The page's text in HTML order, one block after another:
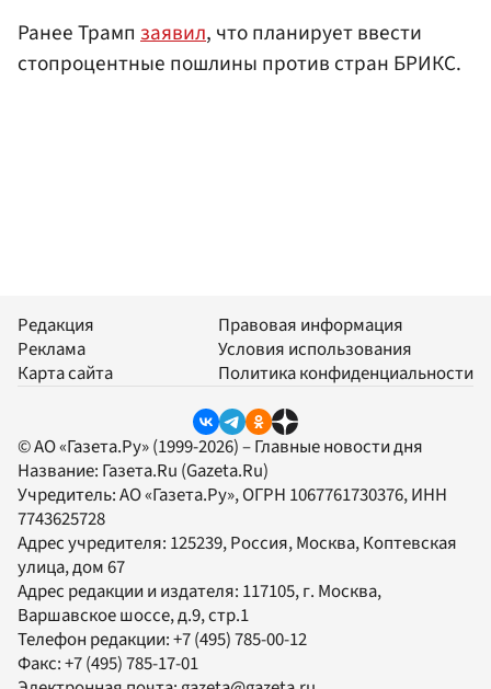
Ранее Трамп заявил, что планирует ввести
стопроцентные пошлины против стран БРИКС.
Редакция
Реклама
Карта сайта
Правовая информация
Условия использования
Политика конфиденциальности
© АО «Газета.Ру» (1999-2026) – Главные новости дня
Название: Газета.Ru (Gazeta.Ru)
Учредитель:АО «Газета.Ру», ОГРН 1067761730376, ИНН
7743625728
Адрес учредителя: 125239, Россия, Москва, Коптевская
улица, дом 67
Адрес редакции и издателя: 117105, г. Москва,
Варшавское шоссе, д.9, стр.1
Телефон редакции:+7 (495) 785-00-12
Факс:+7 (495) 785-17-01